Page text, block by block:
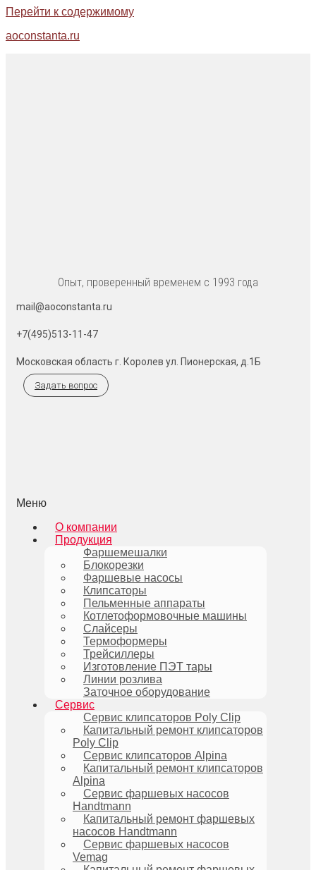
Перейти к содержимому
aoconstanta.ru
Опыт, проверенный временем с 1993 года
mail@aoconstanta.ru
+7(495)513-11-47
Московская область г. Королев ул. Пионерская, д.1Б
Задать вопрос
Меню
О компании
Продукция
Фаршемешалки
Блокорезки
Фаршевые насосы
Клипсаторы
Пельменные аппараты
Котлетоформовочные машины
Слайсеры
Термоформеры
Трейсиллеры
Изготовление ПЭТ тары
Линии розлива
Заточное оборудование
Сервис
Сервис клипсаторов Poly Clip
Капитальный ремонт клипсаторов
Poly Clip
Сервис клипсаторов Alpina
Капитальный ремонт клипсаторов
Alpina
Сервис фаршевых насосов
Handtmann
Капитальный ремонт фаршевых
насосов Handtmann
Сервис фаршевых насосов
Vemag